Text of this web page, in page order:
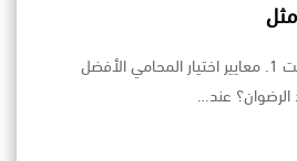
افضل محامي في الكويت 1. معايير اختيار المحامي الأفضل
عند…